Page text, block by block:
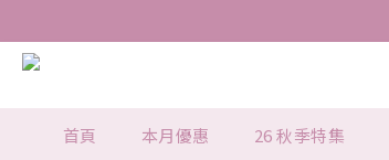
首頁 本月優惠 26 秋季特集